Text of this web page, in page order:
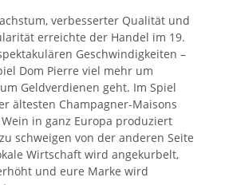
verbesserter Qualität und
erreichte der Handel im 19.
Geschwindigkeiten –
Dom Pierre viel mehr um
Geldverdienen geht. Im Spiel
ältesten Champagner-Maisons
in ganz Europa produziert
schweigen von der anderen Seite
Wirtschaft wird angekurbelt,
und eure Marke wird